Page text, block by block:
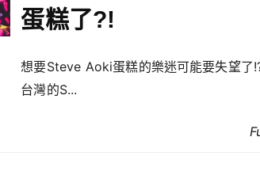
蛋糕了?!
想要Steve Aoki蛋糕的樂迷可能要失望了
台灣的S...